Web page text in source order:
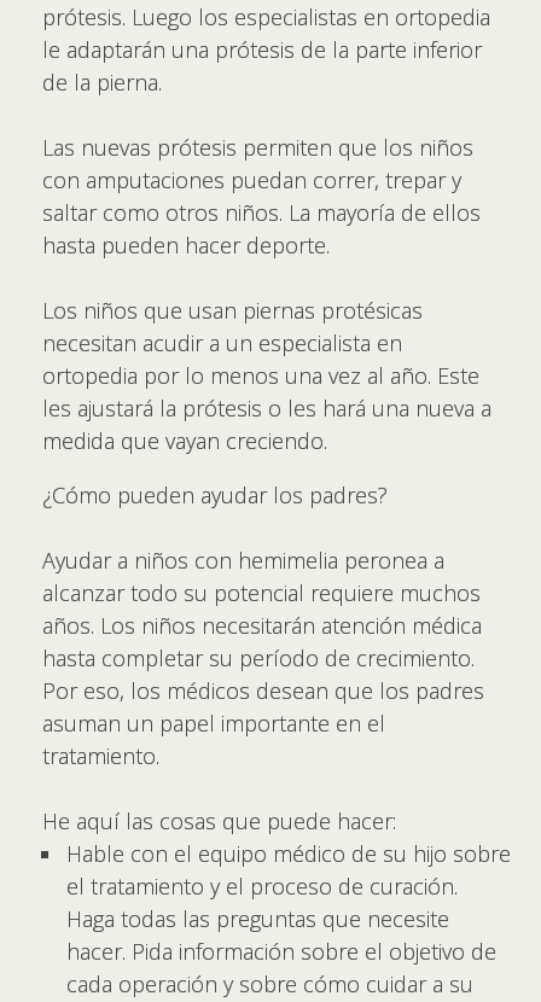
prótesis. Luego los especialistas en ortopedia
le adaptarán una prótesis de la parte inferior
de la pierna.
Las nuevas prótesis permiten que los niños
con amputaciones puedan correr, trepar y
saltar como otros niños. La mayoría de ellos
hasta pueden hacer deporte.
Los niños que usan piernas protésicas
necesitan acudir a un especialista en
ortopedia por lo menos una vez al año. Este
les ajustará la prótesis o les hará una nueva a
medida que vayan creciendo.
¿Cómo pueden ayudar los padres?
Ayudar a niños con hemimelia peronea a
alcanzar todo su potencial requiere muchos
años. Los niños necesitarán atención médica
hasta completar su período de crecimiento.
Por eso, los médicos desean que los padres
asuman un papel importante en el
tratamiento.
He aquí las cosas que puede hacer:
Hable con el equipo médico de su hijo sobre
el tratamiento y el proceso de curación.
Haga todas las preguntas que necesite
hacer. Pida información sobre el objetivo de
cada operación y sobre cómo cuidar a su